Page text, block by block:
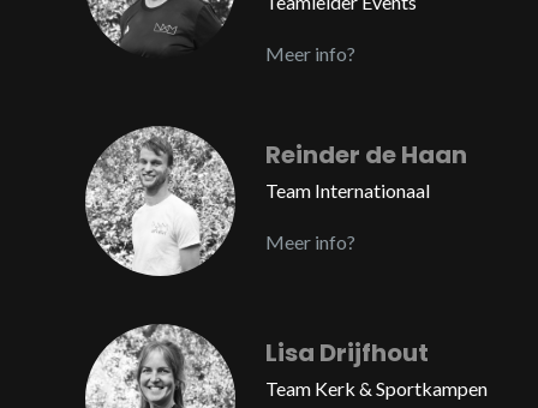
Meer info?
Reinder de Haan
Team Internationaal
Meer info?
Lisa Drijfhout
Team Kerk & Sportkampen